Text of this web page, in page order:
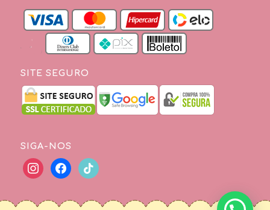
SITE SEGURO
SIGA-NOS